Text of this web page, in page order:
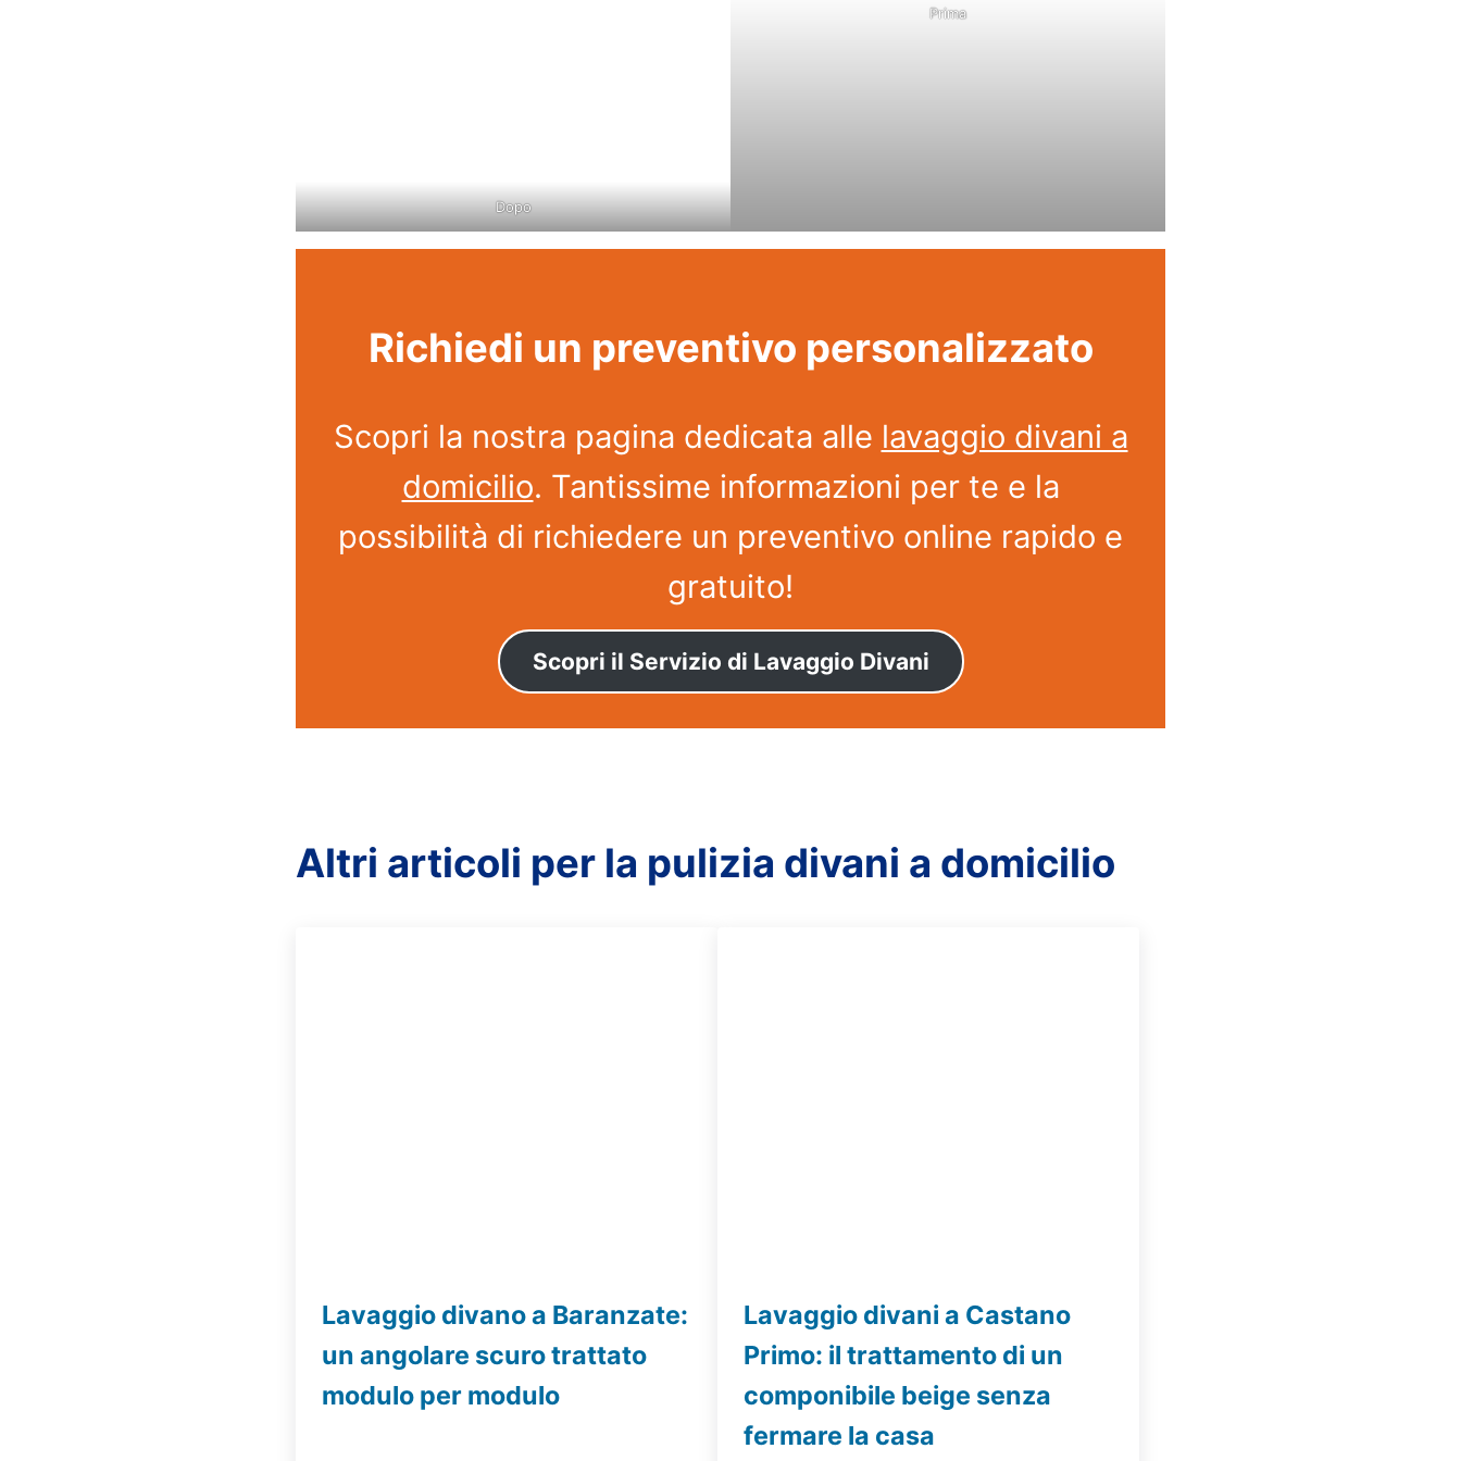
Dopo
Prima
Richiedi un preventivo personalizzato
Scopri la nostra pagina dedicata alle lavaggio divani a
domicilio. Tantissime informazioni per te e la
possibilità di richiedere un preventivo online rapido e
gratuito!
Scopri il Servizio di Lavaggio Divani
Altri articoli per la pulizia divani a domicilio
Lavaggio divano a Baranzate:
un angolare scuro trattato
modulo per modulo
Lavaggio divani a Castano
Primo: il trattamento di un
componibile beige senza
fermare la casa